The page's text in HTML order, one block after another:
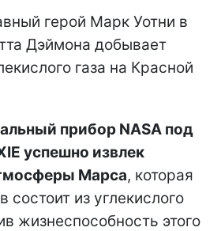
герой Марк Уотни в
Дэймона добывает
газа на Красной
прибор NASA под
успешно извлек
Марса, которая
состоит из углекислого
жизнеспособность этого